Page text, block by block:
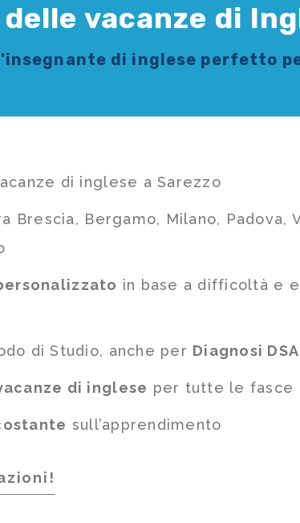
vacanze di
insegnante di inglese perfetto
di inglese a Sarezzo
Brescia, Bergamo, Milano, Padova,
in base a difficoltà e
di Studio, anche per Diagnosi
di inglese per tutte le fasce
sull’apprendimento